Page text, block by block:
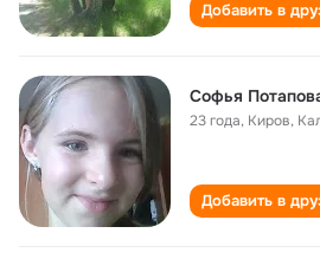
Добавить в
Софья
23 года, Киров,
Добавить в